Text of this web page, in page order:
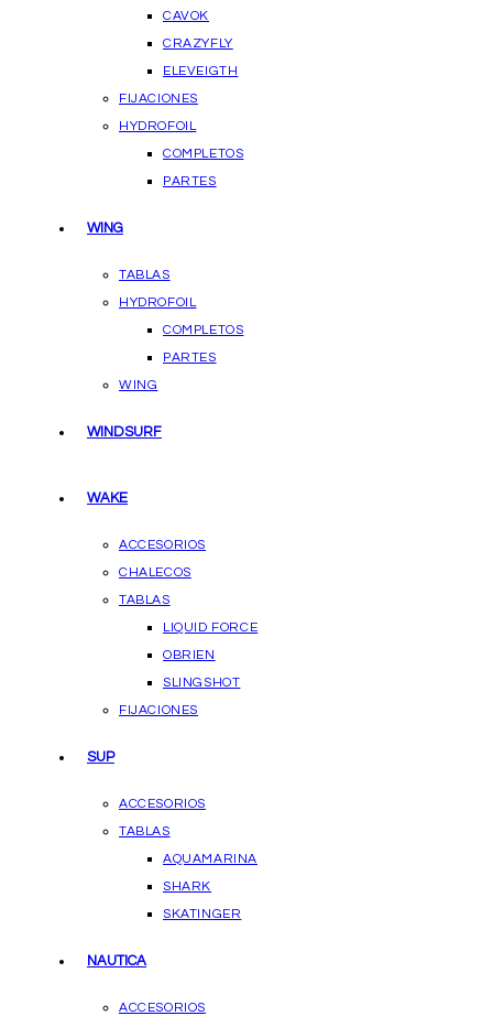
CAVOK
CRAZYFLY
ELEVEIGTH
FIJACIONES
HYDROFOIL
COMPLETOS
PARTES
WING
TABLAS
HYDROFOIL
COMPLETOS
PARTES
WING
WINDSURF
WAKE
ACCESORIOS
CHALECOS
TABLAS
LIQUID FORCE
OBRIEN
SLINGSHOT
FIJACIONES
SUP
ACCESORIOS
TABLAS
AQUAMARINA
SHARK
SKATINGER
NAUTICA
ACCESORIOS